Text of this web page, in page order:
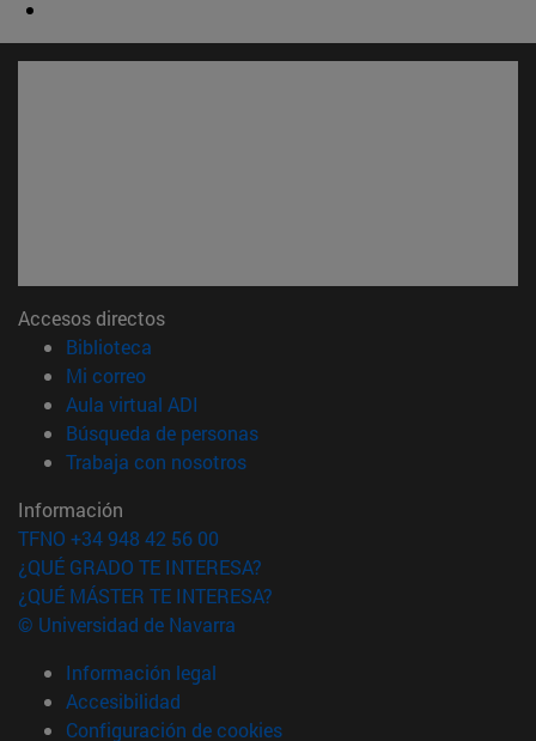
Accesos directos
Biblioteca
Mi correo(abre en nueva ventana)
Aula virtual ADI
Búsqueda de personas(abre en nueva ventana)
Trabaja con nosotros(abre en nueva ventana)
Información
TFNO +34 948 42 56 00
¿QUÉ GRADO TE INTERESA?
¿QUÉ MÁSTER TE INTERESA?
© Universidad de Navarra
Información legal
Accesibilidad
Configuración de cookies